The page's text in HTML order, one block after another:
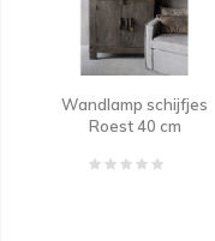
Wandlamp schijfjes
Roest 40 cm